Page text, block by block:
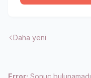
Daha yeni
Error: Sonuç bulunamadı